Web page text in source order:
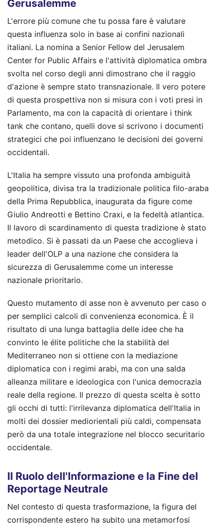
Gerusalemme
L'errore più comune che tu possa fare è valutare
questa influenza solo in base ai confini nazionali
italiani. La nomina a Senior Fellow del Jerusalem
Center for Public Affairs e l'attività diplomatica ombra
svolta nel corso degli anni dimostrano che il raggio
d'azione è sempre stato transnazionale. Il vero potere
di questa prospettiva non si misura con i voti presi in
Parlamento, ma con la capacità di orientare i think
tank che contano, quelli dove si scrivono i documenti
strategici che poi influenzano le decisioni dei governi
occidentali.
L'Italia ha sempre vissuto una profonda ambiguità
geopolitica, divisa tra la tradizionale politica filo-araba
della Prima Repubblica, inaugurata da figure come
Giulio Andreotti e Bettino Craxi, e la fedeltà atlantica.
Il lavoro di scardinamento di questa tradizione è stato
metodico. Si è passati da un Paese che accoglieva i
leader dell'OLP a una nazione che considera la
sicurezza di Gerusalemme come un interesse
nazionale prioritario.
Questo mutamento di asse non è avvenuto per caso o
per semplici calcoli di convenienza economica. È il
risultato di una lunga battaglia delle idee che ha
convinto le élite politiche che la stabilità del
Mediterraneo non si ottiene con la mediazione
diplomatica con i regimi arabi, ma con una salda
alleanza militare e ideologica con l'unica democrazia
reale della regione. Il prezzo di questa scelta è sotto
gli occhi di tutti: l'irrilevanza diplomatica dell'Italia in
molti dei dossier mediorientali più caldi, compensata
però da una totale integrazione nel blocco securitario
occidentale.
Il Ruolo dell'Informazione e la Fine del
Reportage Neutrale
Nel contesto di questa trasformazione, la figura del
corrispondente estero ha subito una metamorfosi